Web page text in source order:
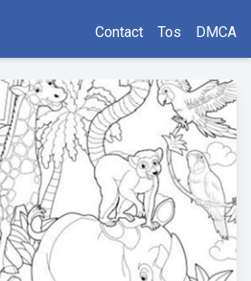
Contact Tos DMCA